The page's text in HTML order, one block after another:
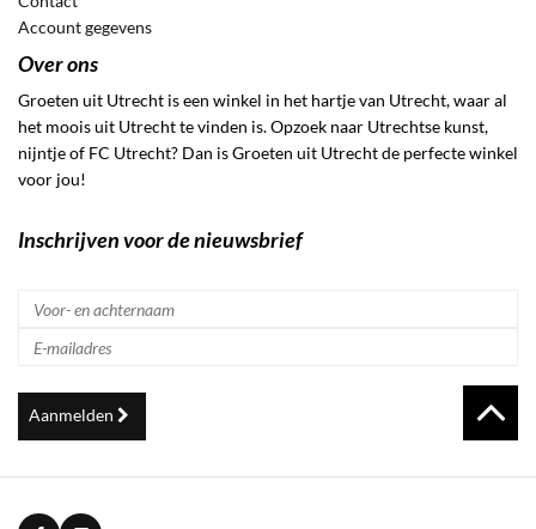
Account gegevens
Over ons
Groeten uit Utrecht is een winkel in het hartje van Utrecht, waar al
het moois uit Utrecht te vinden is. Opzoek naar Utrechtse kunst,
nijntje of FC Utrecht? Dan is Groeten uit Utrecht de perfecte winkel
voor jou!
Inschrijven voor de nieuwsbrief
Aanmelden